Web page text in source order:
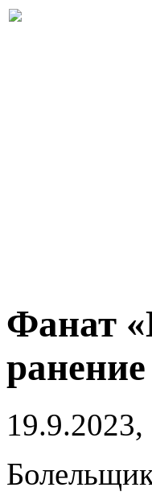
Фанат
19.9.2023,